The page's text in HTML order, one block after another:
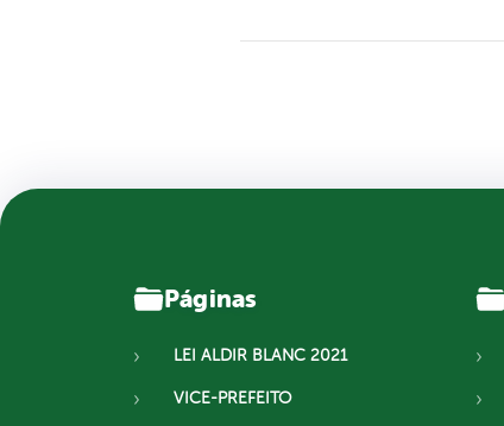
Páginas
LEI ALDIR BLANC 2021
VICE-PREFEITO